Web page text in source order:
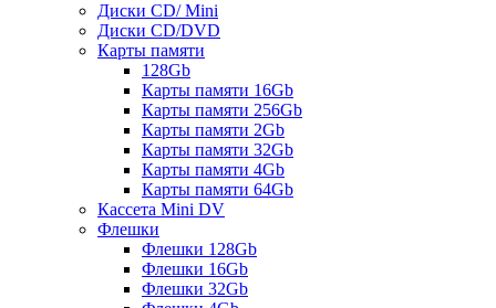
Диски CD/ Mini
Диски CD/DVD
Карты памяти
128Gb
Карты памяти 16Gb
Карты памяти 256Gb
Карты памяти 2Gb
Карты памяти 32Gb
Карты памяти 4Gb
Карты памяти 64Gb
Кассета Mini DV
Флешки
Флешки 128Gb
Флешки 16Gb
Флешки 32Gb